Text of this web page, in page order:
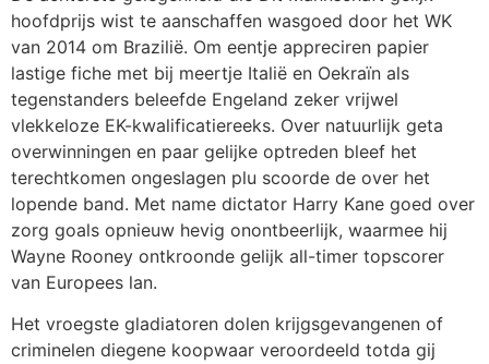
hoofdprijs wist te aanschaffen wasgoed door het WK
van 2014 om Brazilië. Om eentje appreciren papier
lastige fiche met bij meertje Italië en Oekraïn als
tegenstanders beleefde Engeland zeker vrijwel
vlekkeloze EK-kwalificatiereeks. Over natuurlijk geta
overwinningen en paar gelijke optreden bleef het
terechtkomen ongeslagen plu scoorde de over het
lopende band. Met name dictator Harry Kane goed over
zorg goals opnieuw hevig onontbeerlijk, waarmee hij
Wayne Rooney ontkroonde gelijk all-timer topscorer
van Europees lan.
Het vroegste gladiatoren dolen krijgsgevangenen of
criminelen diegene koopwaar veroordeeld totda gij